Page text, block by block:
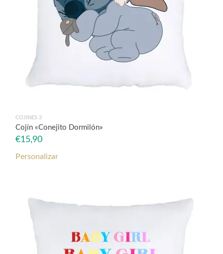
COJINES 3
Cojín «Conejito Dormilón»
€15,90
Personalizar